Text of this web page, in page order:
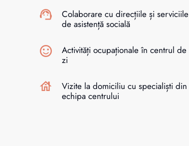
Colaborare cu direcțiile și serviciile
de asistență socială
Activități ocupaționale în centrul de
zi
Vizite la domiciliu cu specialiști din
echipa centrului